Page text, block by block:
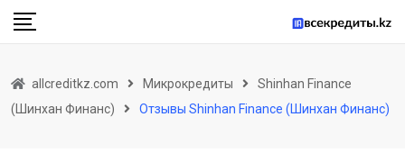
Skip
allcreditkz.com Микрокредиты
Shinhan Finance
(Шинхан Финанс)
Отзывы Shinhan Finance (Шинхан Финанс)